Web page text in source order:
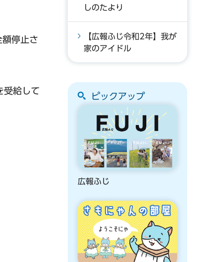
停止さ
受給して
しのたより
【広報ふじ令和2年】我が
家のアイドル
ピックアップ
広報ふじ